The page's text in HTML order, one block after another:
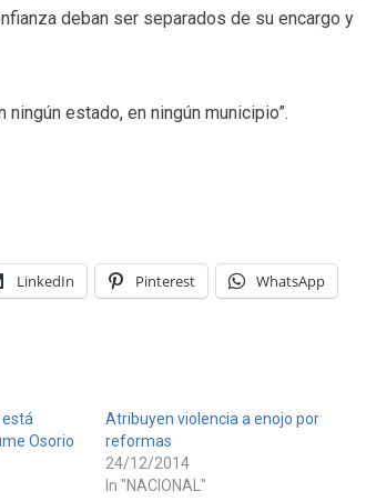
deban ser separados de su encargo y
estado, en ningún municipio”.
LinkedIn Pinterest WhatsApp
está
Osorio
Atribuyen violencia a enojo por
reformas
24/12/2014
In "NACIONAL"